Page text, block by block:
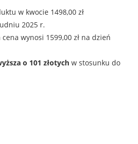
w kwocie 1498,00 zł
2025 r.
wynosi 1599,00 zł na dzień
o 101 złotych w stosunku do